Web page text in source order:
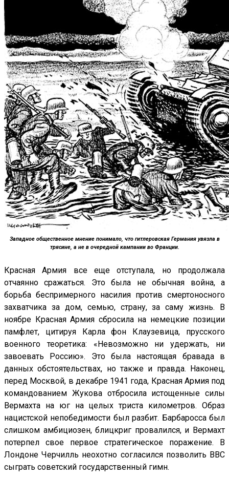
Западное общественное мнение понимало, что гитлеровская Германия увязла в
трясине, а не в очередной кампании во Франции.
Красная Армия все еще отступала, но продолжала
отчаянно сражаться. Это была не обычная война, а
борьба беспримерного насилия против смертоносного
захватчика за дом, семью, страну, за саму жизнь. В
ноябре Красная Армия сбросила на немецкие позиции
памфлет, цитируя Карла фон Клаузевица, прусского
военного теоретика: «Невозможно ни удержать, ни
завоевать Россию». Это была настоящая бравада в
данных обстоятельствах, но также и правда. Наконец,
перед Москвой, в декабре 1941 года, Красная Армия под
командованием Жукова отбросила истощенные силы
Вермахта на юг на целых триста километров. Образ
нацистской непобедимости был разбит. Барбаросса был
слишком амбициозен, блицкриг провалился, и Вермахт
потерпел свое первое стратегическое поражение. В
Лондоне Черчилль неохотно согласился позволить BBC
сыграть советский государственный гимн.